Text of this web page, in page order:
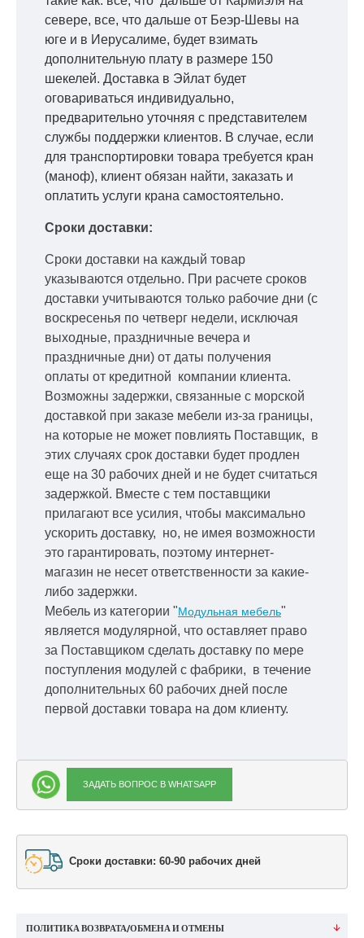
севере, все, что дальше от Беэр-Шевы на
юге и в Иерусалиме, будет взимать
дополнительную плату в размере 150
шекелей. Доставка в Эйлат будет
оговариваться индивидуально,
предварительно уточняя с представителем
службы поддержки клиентов. В случае, если
для транспортировки товара требуется кран
(маноф), клиент обязан найти, заказать и
оплатить услуги крана самостоятельно.
Сроки доставки:
Сроки доставки на каждый товар
указываются отдельно. При расчете сроков
доставки учитываются только рабочие дни (с
воскресенья по четверг недели, исключая
выходные, праздничные вечера и
праздничные дни) от даты получения
оплаты от кредитной компании клиента.
Возможны задержки, связанные с морской
доставкой при заказе мебели из-за границы,
на которые не может повлиять Поставщик, в
этих случаях срок доставки будет продлен
еще на 30 рабочих дней и не будет считаться
задержкой. Вместе с тем поставщики
прилагают все усилия, чтобы максимально
ускорить доставку, но, не имея возможности
это гарантировать, поэтому интернет-
магазин не несет ответственности за какие-
либо задержки.
Мебель из категории "Модульная мебель"
является модулярной, что оставляет право
за Поставщиком сделать доставку по мере
поступления модулей с фабрики, в течение
дополнительных 60 рабочих дней после
первой доставки товара на дом клиенту.
ЗАДАТЬ ВОПРОС В WHATSAPP
Сроки доставки: 60-90 рабочих дней
ПОЛИТИКА ВОЗВРАТА/ОБМЕНА И ОТМЕНЫ